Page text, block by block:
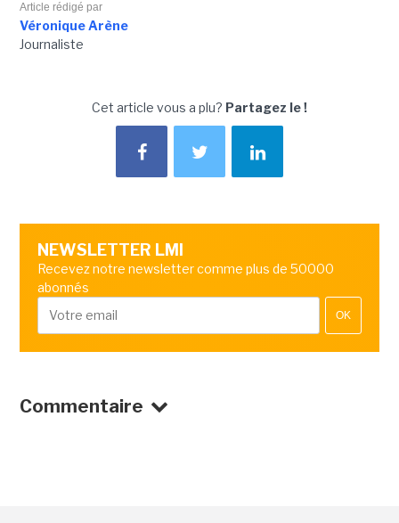
Article rédigé par
Véronique Arène
Journaliste
Cet article vous a plu? Partagez le !
NEWSLETTER LMI
Recevez notre newsletter comme plus de 50000
abonnés
OK
Commentaire